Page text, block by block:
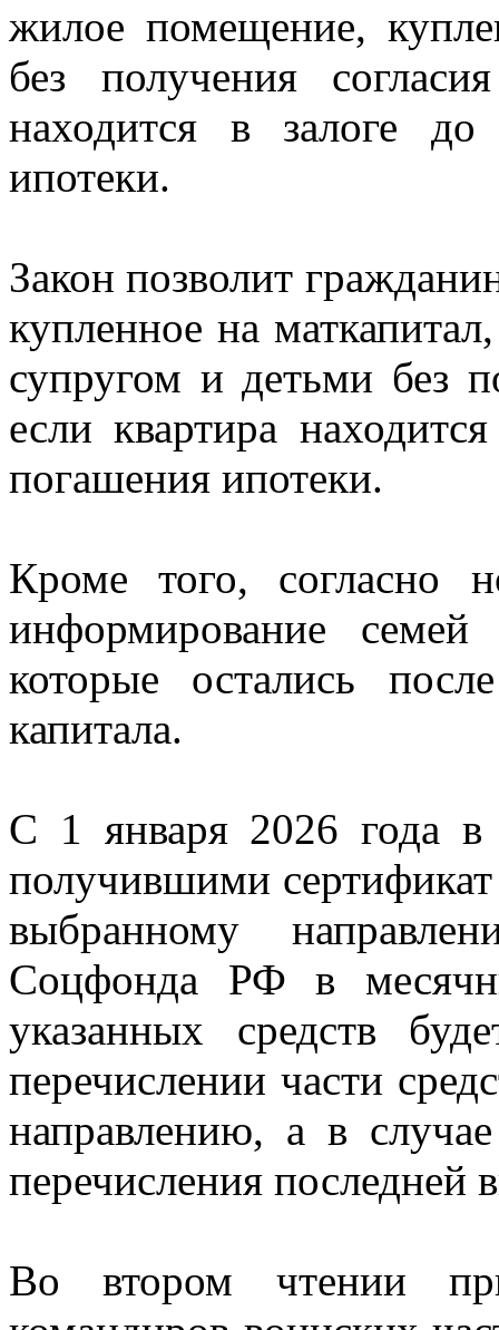
жилое помещение,
без получения
находится в залоге
ипотеки.
Закон позволит
купленное на
супругом и детьми без
если квартира
погашения ипотеки.
Кроме того, согласно
информирование
которые остались
капитала.
С 1 января 2026 года в
получившими сертификат
выбранному
Соцфонда РФ в
указанных средств
перечислении части
направлению, а в
перечисления последней
Во втором чтении